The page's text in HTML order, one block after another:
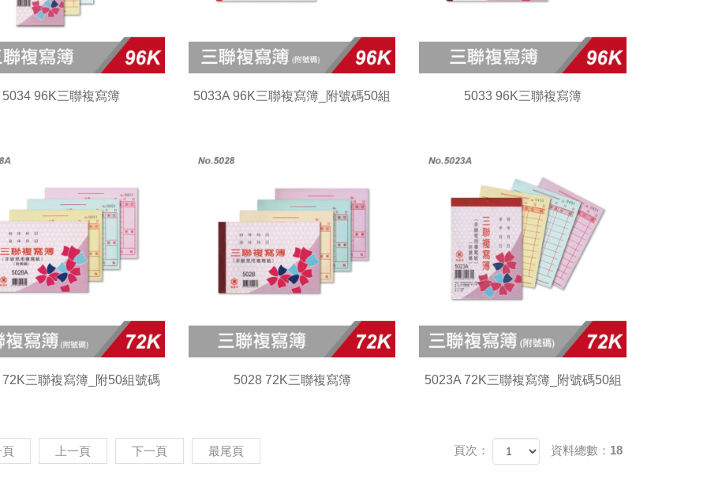
5034 96K三聯複寫簿 5033A 96K三聯複寫簿_附號碼50組 5033 96K三聯複寫簿
三聯複寫簿_附50組號碼 5028 72K三聯複寫簿 5023A 72K三聯複寫簿_附號碼50組
上一頁 下一頁 最尾頁 頁次： 資料總數：18